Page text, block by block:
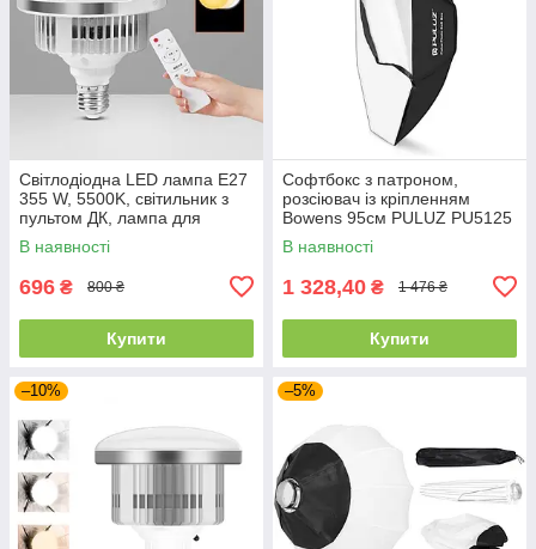
Світлодіодна LED лампа Е27
355 W, 5500K, світильник з
пультом ДК, лампа для
софтбоксу 3 кольори
В наявності
696 ₴ 800 ₴
Купити
Софтбокс з патроном,
розсіювач із кріпленням
Bowens 95см PULUZ PU5125
В наявності
1 328,40 ₴ 1 476 ₴
Купити
–10% –5%